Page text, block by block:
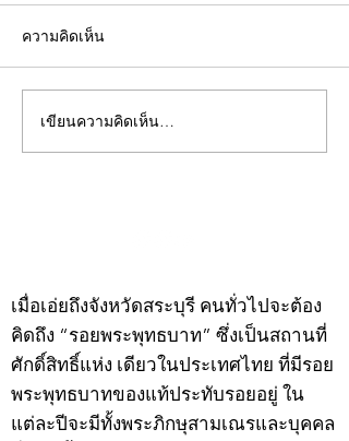
คอลัมน์"จับชีพจรวงการ
พระ"ประจำพุธที่ 29
ความคิดเห็น
เขียนความคิดเห็น…
เมื่อเอ่ยถึงจังหวัดสระบุรี คนทั่วไปจะต้อง
คิดถึง “รอยพระพุทธบาท” ซึ่งเป็นสถานที่
ศักดิ์สิทธิ์แห่ง เดียวในประเทศไทย ที่มีรอย
พระพุทธบาทของแท้ประทับรอยอยู่ ใน
แต่ละปีจะมีทั้งพระภิกษุสามเณรและบุคคล